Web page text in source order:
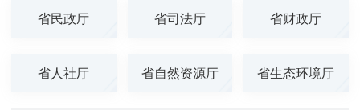
省民政厅 省司法厅 省财政厅
省人社厅 省自然资源厅 省生态环境厅